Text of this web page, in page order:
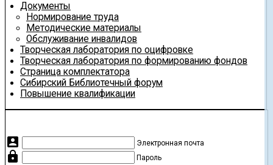
Документы
Нормирование труда
Методические материалы
Обслуживание инвалидов
Творческая лаборатория по оцифровке
Творческая лаборатория по формированию фондов
Страница комплектатора
Сибирский Библиотечный форум
Повышение квалификации
account_box Электронная почта
lock Пароль